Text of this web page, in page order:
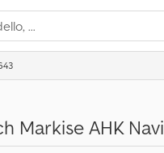
Markise AHK Navi